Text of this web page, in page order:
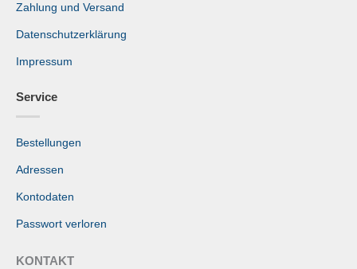
Zahlung und Versand
Datenschutzerklärung
Impressum
Service
Bestellungen
Adressen
Kontodaten
Passwort verloren
KONTAKT